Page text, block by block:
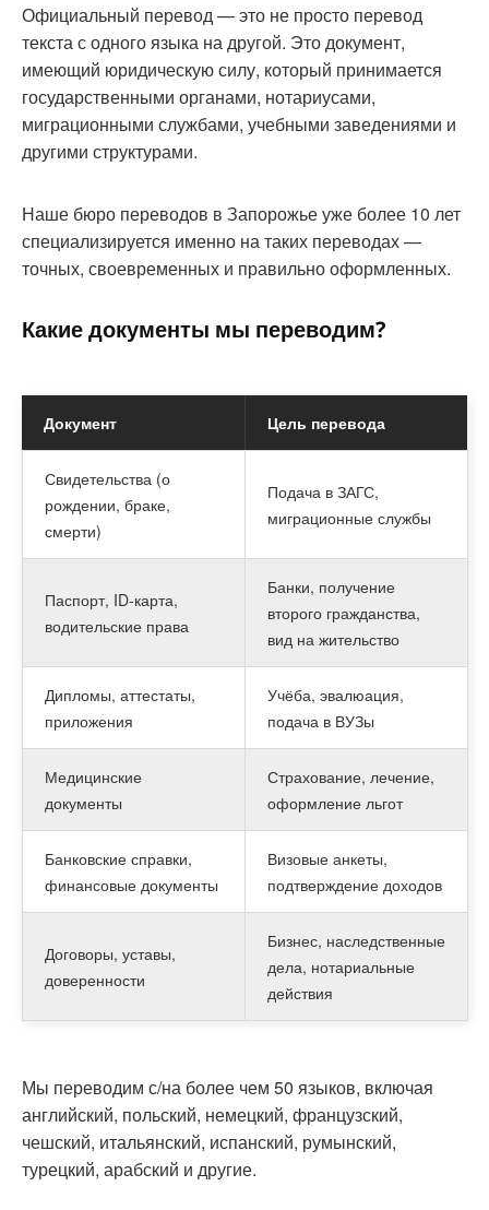
Официальный перевод — это не просто перевод
текста с одного языка на другой. Это документ,
имеющий юридическую силу, который принимается
государственными органами, нотариусами,
миграционными службами, учебными заведениями и
другими структурами.
Наше бюро переводов в Запорожье уже более 10 лет
специализируется именно на таких переводах —
точных, своевременных и правильно оформленных.
Какие документы мы переводим?
Документ Цель перевода
Свидетельства (о
рождении, браке,
смерти)
Подача в ЗАГС,
миграционные службы
Паспорт, ID-карта,
водительские права
Банки, получение
второго гражданства,
вид на жительство
Дипломы, аттестаты,
приложения
Учёба, эвалюация,
подача в ВУЗы
Медицинские
документы
Страхование, лечение,
оформление льгот
Банковские справки,
финансовые документы
Визовые анкеты,
подтверждение доходов
Договоры, уставы,
доверенности
Бизнес, наследственные
дела, нотариальные
действия
Мы переводим с/на более чем 50 языков, включая
английский, польский, немецкий, французский,
чешский, итальянский, испанский, румынский,
турецкий, арабский и другие.